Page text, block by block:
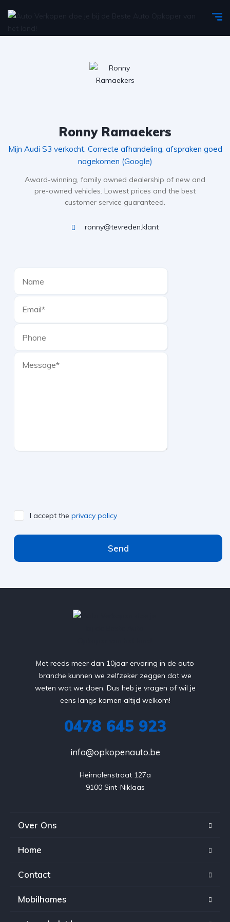
Ronny Ramaekers
Mijn Audi S3 verkocht. Correcte afhandeling, afspraken goed
nagekomen (Google)
Award-winning, family owned dealership of new and
pre-owned vehicles. Lowest prices and the best
customer service guaranteed.
ronny@tevreden.klant
I accept the privacy policy
Send
Met reeds meer dan 10jaar ervaring in de auto
branche kunnen we zelfzeker zeggen dat we
weten wat we doen. Dus heb je vragen of wil je
eens langs komen altijd welkom!
0478 645 923
info@opkopenauto.be
Heimolenstraat 127a
9100 Sint-Niklaas
Over Ons
Home
Contact
Mobilhomes